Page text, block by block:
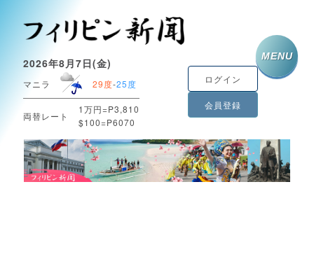
2026年8月7日(金)
マニラ 29度-25度
両替レート
1万円=P3,810
$100=P6070
ログイン
会員登録
MENU